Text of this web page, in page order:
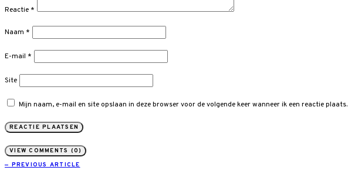
Reactie *
Naam *
E-mail *
Site
Mijn naam, e-mail en site opslaan in deze browser voor de volgende keer wanneer ik een reactie plaats.
VIEW COMMENTS (0)
— PREVIOUS ARTICLE